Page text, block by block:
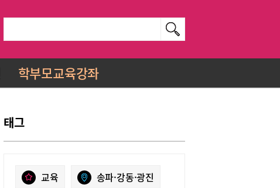
학부모교육강좌
태그
교육 송파·강동·광진